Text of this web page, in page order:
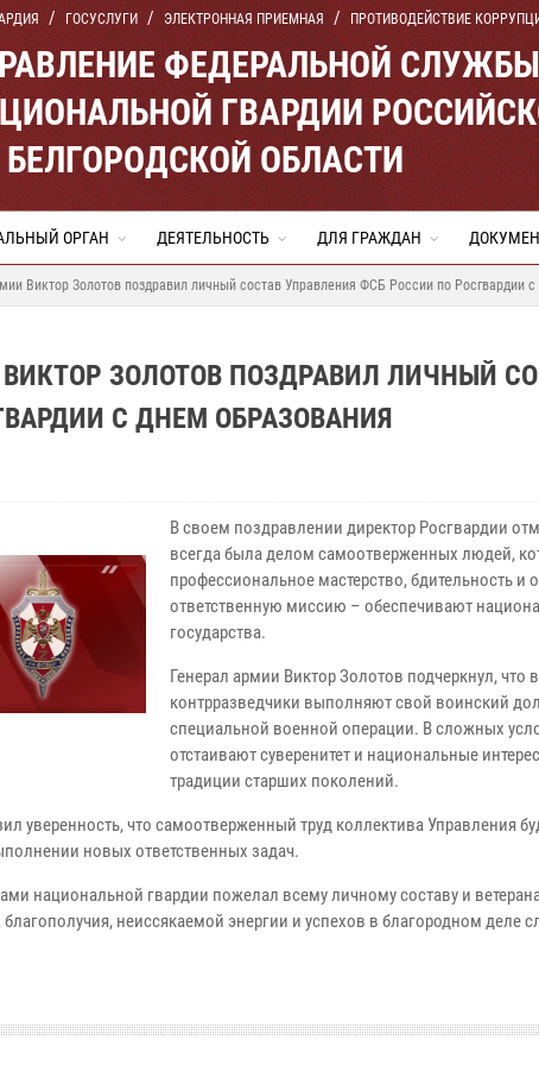
ГОСУСЛУГИ ЭЛЕКТРОННАЯ ПРИЕМНАЯ ПРОТИВОДЕЙСТВИЕ
ФЕДЕРАЛЬНОЙ
ГВАРДИИ
ОБЛАСТИ
ОРГАН ДЕЯТЕЛЬНОСТЬ ДЛЯ ГРАЖДАН
Виктор Золотов поздравил личный состав Управления ФСБ России по Росгвардии
ЗОЛОТОВ ПОЗДРАВИЛ ЛИЧНЫЙ
С ДНЕМ ОБРАЗОВАНИЯ
В своем поздравлении директор Росгвардии
всегда была делом самоотверженных людей,
профессиональное мастерство, бдительность
ответственную миссию – обеспечивают
государства.
Генерал армии Виктор Золотов подчеркнул,
контрразведчики выполняют свой воинский
специальной военной операции. В сложных
отстаивают суверенитет и национальные
традиции старших поколений.
уверенность, что самоотверженный труд коллектива Управления
новых ответственных задач.
национальной гвардии пожелал всему личному составу и
благополучия, неиссякаемой энергии и успехов в благородном деле